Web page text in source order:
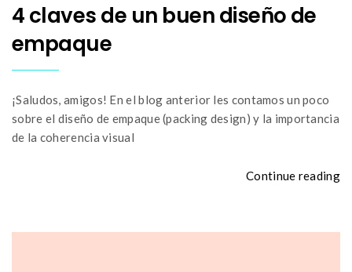
4 claves de un buen diseño de
empaque
¡Saludos, amigos! En el blog anterior les contamos un poco
sobre el diseño de empaque (packing design) y la importancia
de la coherencia visual
Continue reading